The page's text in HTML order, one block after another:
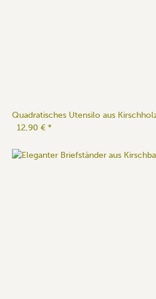
Quadratisches Utensilo aus
12,90 € *